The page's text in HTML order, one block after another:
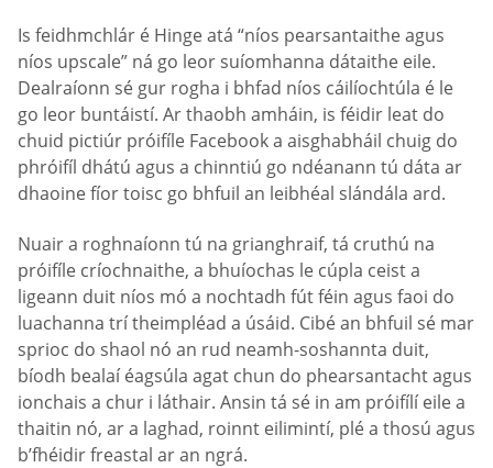
Is feidhmchlár é Hinge atá “níos pearsantaithe agus
níos upscale” ná go leor suíomhanna dátaithe eile.
Dealraíonn sé gur rogha i bhfad níos cáilíochtúla é le
go leor buntáistí. Ar thaobh amháin, is féidir leat do
chuid pictiúr próifíle Facebook a aisghabháil chuig do
phróifíl dhátú agus a chinntiú go ndéanann tú dáta ar
dhaoine fíor toisc go bhfuil an leibhéal slándála ard.
Nuair a roghnaíonn tú na grianghraif, tá cruthú na
próifíle críochnaithe, a bhuíochas le cúpla ceist a
ligeann duit níos mó a nochtadh fút féin agus faoi do
luachanna trí theimpléad a úsáid. Cibé an bhfuil sé mar
sprioc do shaol nó an rud neamh-soshannta duit,
bíodh bealaí éagsúla agat chun do phearsantacht agus
ionchais a chur i láthair. Ansin tá sé in am próifílí eile a
thaitin nó, ar a laghad, roinnt eilimintí, plé a thosú agus
b’fhéidir freastal ar an ngrá.